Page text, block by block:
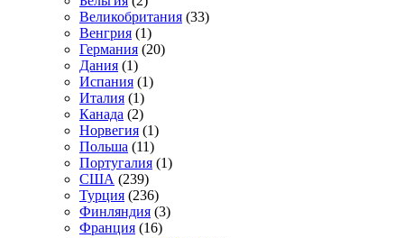
Великобритания (33)
Венгрия (1)
Германия (20)
Дания (1)
Испания (1)
Италия (1)
Канада (2)
Норвегия (1)
Польша (11)
Португалия (1)
США (239)
Турция (236)
Финляндия (3)
Франция (16)